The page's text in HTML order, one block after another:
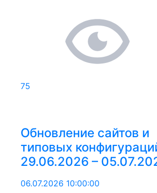
75
Обновление сайтов и
типовых
29.06.2026 –
06.07.2026 10:00:00